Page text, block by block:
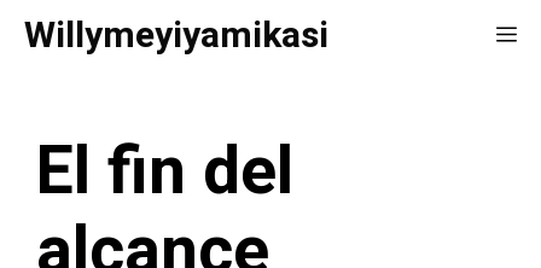
Saltar
Willymeyiyamikasi
El fin del